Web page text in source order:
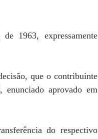
1963, expressamente
que o contribuinte
enunciado aprovado em
do respectivo